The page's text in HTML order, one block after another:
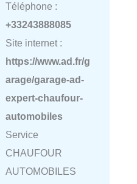
Téléphone :
+33243888085
Site internet :
https://www.ad.fr/g
arage/garage-ad-
expert-chaufour-
automobiles
Service
CHAUFOUR
AUTOMOBILES